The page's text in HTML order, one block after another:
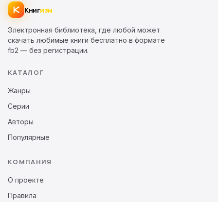
Книгизм
Электронная библиотека, где любой может
скачать любимые книги бесплатно в формате
fb2 — без регистрации.
КАТАЛОГ
Жанры
Серии
Авторы
Популярные
КОМПАНИЯ
О проекте
Правила